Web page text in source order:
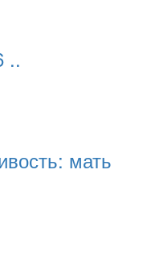
..
мать